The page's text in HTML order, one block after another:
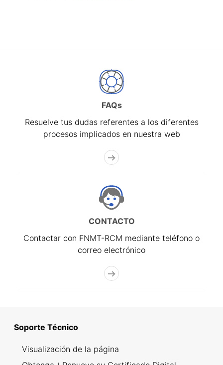
FAQs
Resuelve tus dudas referentes a los diferentes
procesos implicados en nuestra web
CONTACTO
Contactar con FNMT-RCM mediante teléfono o
correo electrónico
Soporte Técnico
Visualización de la página